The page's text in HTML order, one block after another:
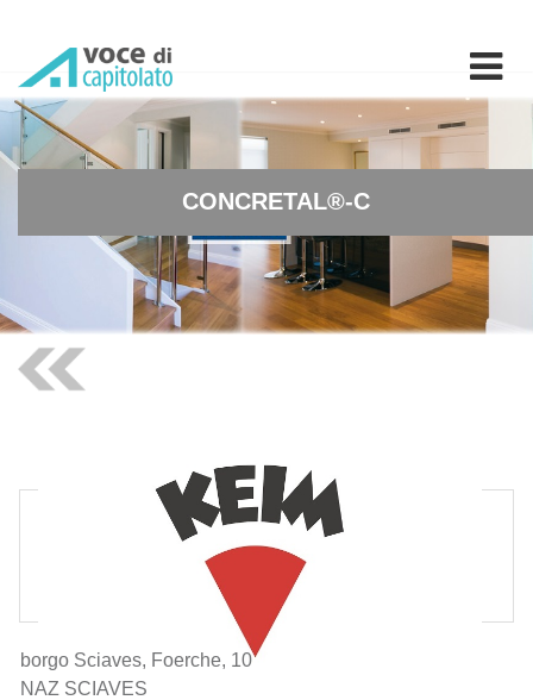
CONCRETAL®-C
borgo Sciaves, Foerche, 10
NAZ SCIAVES